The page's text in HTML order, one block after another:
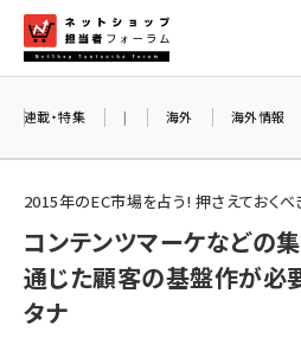
ン
ネットショッ
amazon (2255)
連載・特集 | 海外 海外情報
2015年のEC市場を占う! 押さえておくべ
コンテンツマーケなどの集
通じた顧客の基盤作が必
タナ